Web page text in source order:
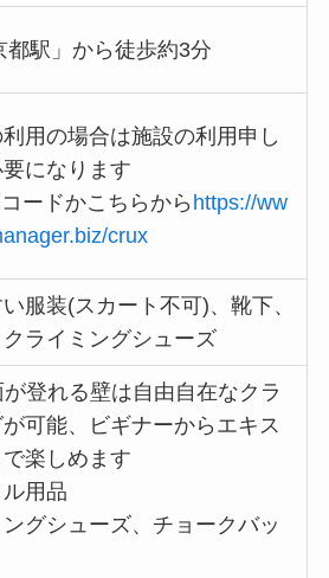
都駅」から徒歩約3分
用の場合は施設の利用申し
になります
ードかこちらから https://ww
crux
服装(スカート不可)、靴下、
ライミングシューズ
が登れる壁は自由自在なクラ
可能、ビギナーからエキス
楽しめます
ル用品
グシューズ、チョークバッ